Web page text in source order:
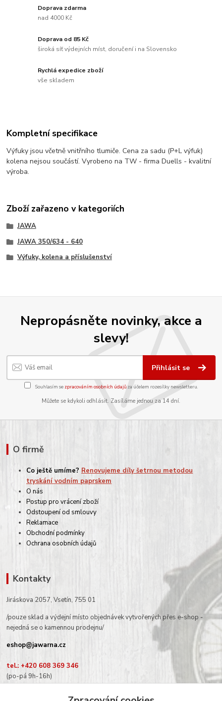
Doprava zdarma
nad 4000 Kč
Doprava od 85 Kč
široká síť výdejních míst, doručení i na Slovensko
Rychlá expedice zboží
vše skladem
Kompletní specifikace
Výfuky jsou včetně vnitřního tlumiče. Cena za sadu (P+L výfuk)
kolena nejsou součástí. Vyrobeno na TW - firma Duells - kvalitní
výroba.
Zboží zařazeno v kategoriích
JAWA
JAWA 350/634 - 640
Výfuky, kolena a příslušenství
Nepropásněte novinky, akce a
slevy!
Přihlásit se
Souhlasím se zpracováním osobních údajůza účelem rozesílky newsletteru.
Můžete se kdykoli odhlásit. Zasíláme jednou za 14 dní.
O firmě
Co ještě umíme? Renovujeme díly šetrnou metodou
tryskání vodním paprskem
O nás
Postup pro vrácení zboží
Odstoupení od smlouvy
Reklamace
Obchodní podmínky
Ochrana osobních údajů
Kontakty
Jiráskova 2057, Vsetín, 755 01
/pouze sklad a výdejní místo objednávek vytvořených přes e-shop -
nejedná se o kamennou prodejnu/
eshop@jawarna.cz
tel.: +420 608 369 346
(po-pá 9h-16h)